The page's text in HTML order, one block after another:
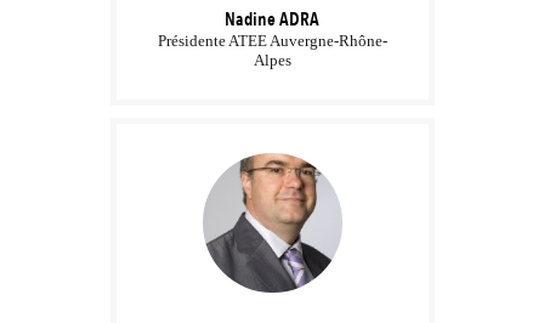
NadineADRA
Présidente ATEE Auvergne-Rhône-
Alpes